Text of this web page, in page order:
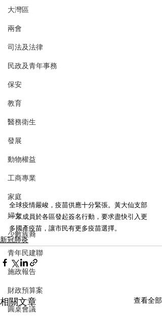
大灣區
兩會
司法及法律
民政及青年事務
保安
教育
醫務衛生
發展
動物權益
工商專業
家庭
婦女
少數族裔
青年民建聯
施政報告
財政預算案
圓桌會議
全球疫情嚴峻，疫苗供應十分緊張。黃大仙支部
一眾成員於各區發起簽名行動，要求盡快引入更
多國產疫苗，讓市民有更多疫苗選擇。
新冠肺炎
相關文章 查看全部